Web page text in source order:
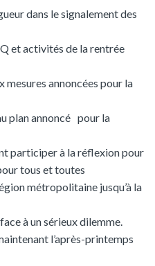
dans le signalement des
et activités de la rentrée
mesures annoncées pour la
plan annoncé pour la
participer à la réflexion pour
tous et toutes
métropolitaine jusqu’à la
à un sérieux dilemme.
l’après-printemps